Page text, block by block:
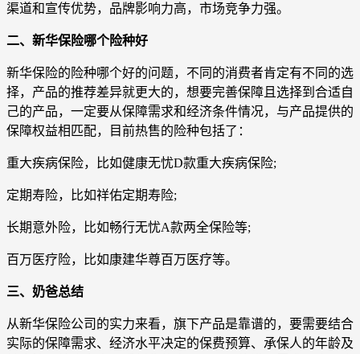
渠道和宣传优势，品牌影响力高，市场竞争力强。
二、新华保险哪个险种好
新华保险的险种哪个好的问题，不同的消费者肯定有不同的选
择，产品的推荐差异就更大的，想要完善保障且选择到合适自
己的产品，一定要从保障需求和经济条件情况，与产品提供的
保障权益相匹配，目前热售的险种包括了：
重大疾病保险，比如健康无忧D款重大疾病保险;
定期寿险，比如祥佑定期寿险;
长期意外险，比如畅行无忧A款两全保险等;
百万医疗险，比如康建华尊百万医疗等。
三、奶爸总结
从新华保险公司的实力来看，旗下产品是靠谱的，要需要结合
实际的保障需求、经济水平决定的保费预算、承保人的年龄及